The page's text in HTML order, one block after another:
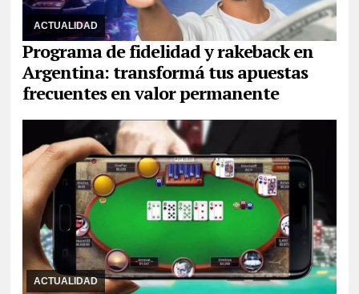
ACTUALIDAD
Programa de fidelidad y rakeback en
Argentina: transformá tus apuestas
frecuentes en valor permanente
devoluciones, bonos por ascenso, recompensas semanales y
mensuales, recargas diarias desde Platino, anf ...
ACTUALIDAD
23/07/2026 Con apenas segundos, la primera estrategia es
orientarse en la mesa, aprender a observar, calibrar la apuesta,
entre otros consejos